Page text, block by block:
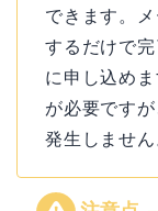
できます。
するだけで
に申し込め
が必要です
発生しません